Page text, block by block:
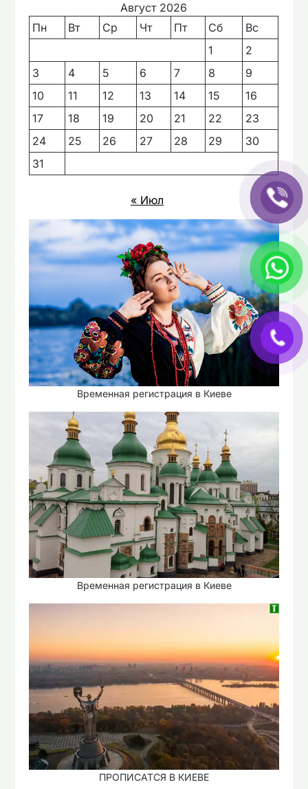
Август 2026
Пн
Вт Ср Чт Пт Сб
Вс
1
2
3
4 5 6 7 8
9
10
11 12 13 14 15
16
17
18 19 20 21 22
23
24
25 26 27 28 29
30
31
« Июл
Временная регистрация в Киеве
Временная регистрация в Киеве
ПРОПИСАТСЯ В КИЕВЕ